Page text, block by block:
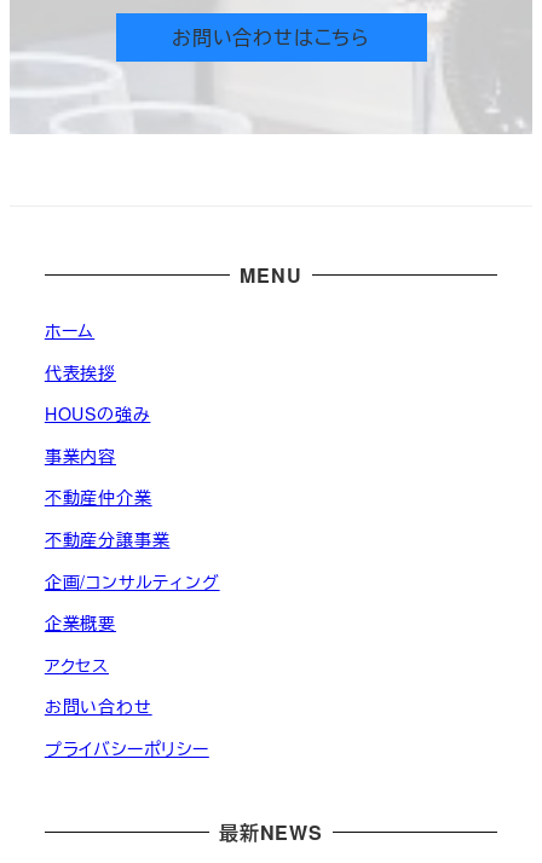
お問い合わせはこちら
MENU
ホーム
代表挨拶
HOUSの強み
事業内容
不動産仲介業
不動産分譲事業
企画/コンサルティング
企業概要
アクセス
お問い合わせ
プライバシーポリシー
最新NEWS